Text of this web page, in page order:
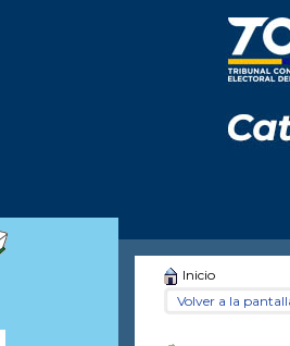
Inicio
Volver a la